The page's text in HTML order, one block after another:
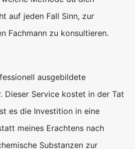
auf jeden Fall Sinn, zur
Fachmann zu konsultieren.
ausgebildete
Dieser Service kostet in der Tat
es die Investition in eine
meines Erachtens nach
Substanzen zur